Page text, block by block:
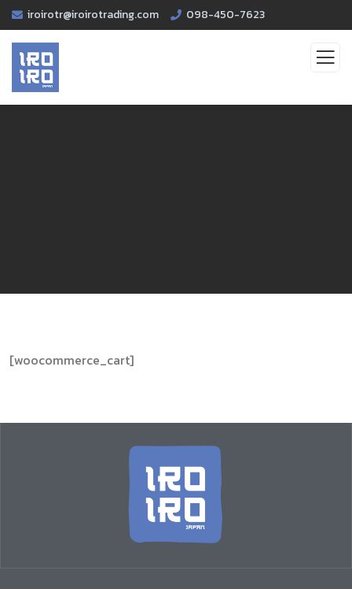
iroirotr@iroirotrading.com 098-450-7623
[woocommerce_cart]